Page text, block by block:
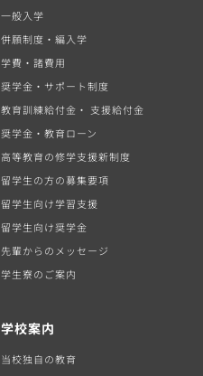
一般入学
併願制度・編入学
学費・諸費用
奨学金・サポート制度
教育訓練給付金・ 支援給付金
奨学金・教育ローン
高等教育の修学支援新制度
留学生の方の募集要項
留学生向け学習支援
留学生向け奨学金
先輩からのメッセージ
学生寮のご案内
学校案内
当校独自の教育